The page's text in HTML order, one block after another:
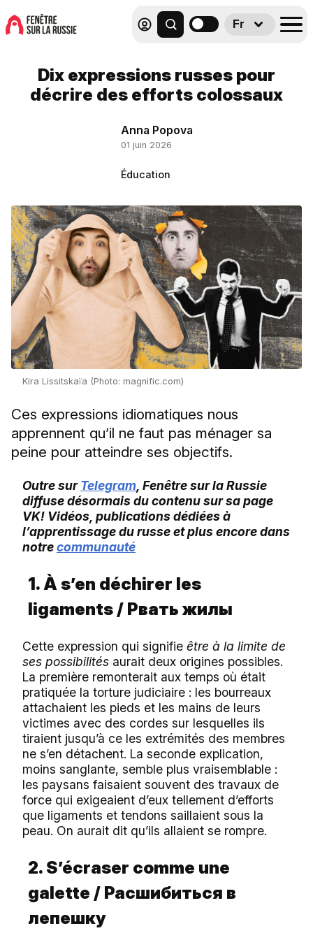
Fr
Dix expressions russes pour
décrire des efforts colossaux
Anna Popova
01 juin 2026
Éducation
Kira Lissitskaïa (Photo: magnific.com)
Ces expressions idiomatiques nous
apprennent qu’il ne faut pas ménager sa
peine pour atteindre ses objectifs.
Outre surTelegram , Fenêtre sur la Russie
diffuse désormais du contenu sur sa page
VK! Vidéos, publications dédiées à
l’apprentissage du russe et plus encore dans
notrecommunauté
1. À s’en déchirer les
ligaments / Рвать жилы
Cette expression qui signifie être à la limite de
ses possibilités aurait deux origines possibles.
La première remonterait aux temps où était
pratiquée la torture judiciaire : les bourreaux
attachaient les pieds et les mains de leurs
victimes avec des cordes sur lesquelles ils
tiraient jusqu’à ce les extrémités des membres
ne s’en détachent. La seconde explication,
moins sanglante, semble plus vraisemblable :
les paysans faisaient souvent des travaux de
force qui exigeaient d’eux tellement d’efforts
que ligaments et tendons saillaient sous la
peau. On aurait dit qu’ils allaient se rompre.
2. S’écraser comme une
galette / Расшибиться в
лепешку